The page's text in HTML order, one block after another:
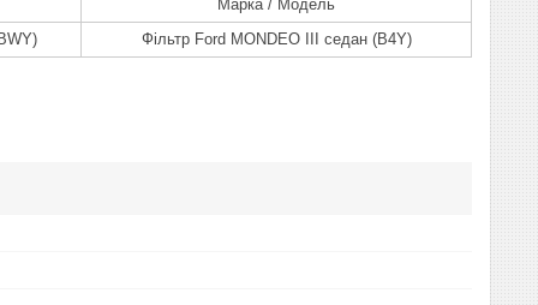
Марка / Модель
Фільтр Ford MONDEO III седан (B4Y)